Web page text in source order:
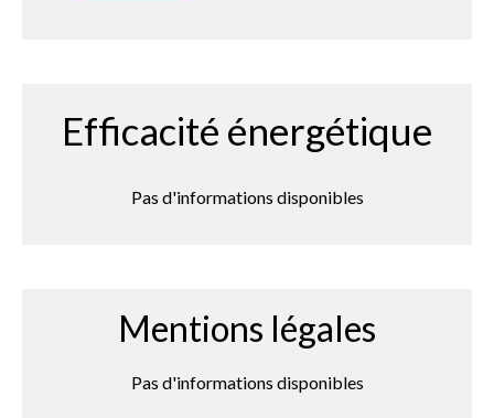
Efficacité énergétique
Pas d'informations disponibles
Mentions légales
Pas d'informations disponibles